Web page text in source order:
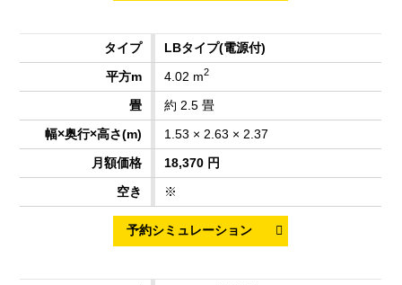
LBタイプ(電源付)
4.02 m2
約 2.5 畳
1.53 × 2.63 × 2.37
18,370 円
※